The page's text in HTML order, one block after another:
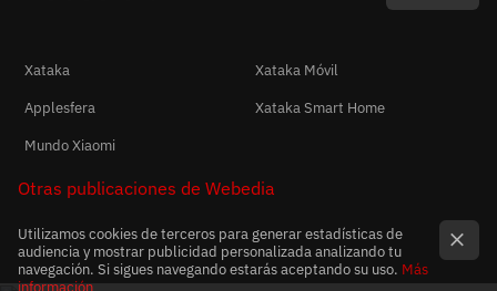
Xataka
Xataka Móvil
Applesfera
Xataka Smart Home
Mundo Xiaomi
Otras publicaciones de Webedia
Utilizamos cookies de terceros para generar estadísticas de
audiencia y mostrar publicidad personalizada analizando tu
navegación. Si sigues navegando estarás aceptando su uso. Más
información